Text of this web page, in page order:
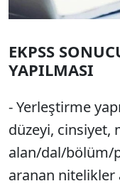
EKPSS
YAPILMASI
- Yerleştirme
düzeyi, cinsiyet,
alan/dal/bölüm/
aranan nitelikler